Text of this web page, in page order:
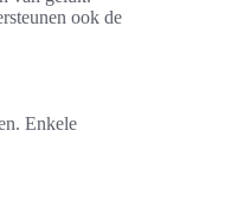
ook de
Enkele